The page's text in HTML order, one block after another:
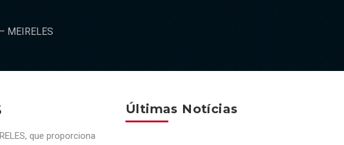
MEIRELES
que proporciona
Últimas Notícias